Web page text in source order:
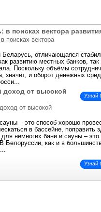
в поисках вектора
Беларусь, отличающаяся
развитию местных банков, так
Поскольку объёмы
значит, и оборот денежных
Узнай
доход от высокой
– это способ хорошо
в бассейне, поправить
немногих бани и сауны – это
Белоруссии, как и в
Узнай